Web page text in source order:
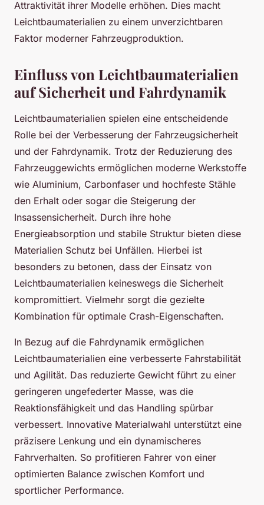
Attraktivität ihrer Modelle erhöhen. Dies macht
Leichtbaumaterialien zu einem unverzichtbaren
Faktor moderner Fahrzeugproduktion.
Einfluss von Leichtbaumaterialien
auf Sicherheit und Fahrdynamik
Leichtbaumaterialien spielen eine entscheidende
Rolle bei der Verbesserung der Fahrzeugsicherheit
und der Fahrdynamik. Trotz der Reduzierung des
Fahrzeuggewichts ermöglichen moderne Werkstoffe
wie Aluminium, Carbonfaser und hochfeste Stähle
den Erhalt oder sogar die Steigerung der
Insassensicherheit. Durch ihre hohe
Energieabsorption und stabile Struktur bieten diese
Materialien Schutz bei Unfällen. Hierbei ist
besonders zu betonen, dass der Einsatz von
Leichtbaumaterialien keineswegs die Sicherheit
kompromittiert. Vielmehr sorgt die gezielte
Kombination für optimale Crash-Eigenschaften.
In Bezug auf die Fahrdynamik ermöglichen
Leichtbaumaterialien eine verbesserte Fahrstabilität
und Agilität. Das reduzierte Gewicht führt zu einer
geringeren ungefederter Masse, was die
Reaktionsfähigkeit und das Handling spürbar
verbessert. Innovative Materialwahl unterstützt eine
präzisere Lenkung und ein dynamischeres
Fahrverhalten. So profitieren Fahrer von einer
optimierten Balance zwischen Komfort und
sportlicher Performance.